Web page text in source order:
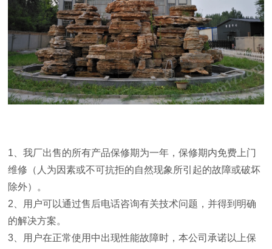
1 、我厂出售的所有产品保修期为一年，保修期内免费上门
维修（人为因素或不可抗拒的自然现象所引起的故障或破坏
除外）。
2 、用户可以通过售后电话咨询有关技术问题，并得到明确
的解决方案。
3 、用户在正常使用中出现性能故障时，本公司承诺以上保